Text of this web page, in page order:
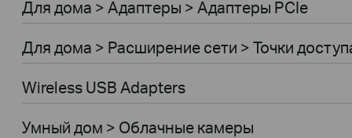
Для дома > Адаптеры > Адаптеры PCIe
Для дома > Расширение сети > Точки
Wireless USB Adapters
Умный дом > Облачные камеры